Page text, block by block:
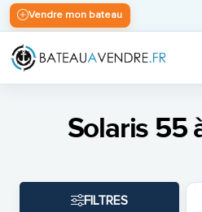
Vendre mon bateau
Solaris 55
FILTRES